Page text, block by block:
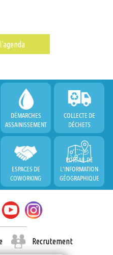
DÉMARCHES
ASSAINISSEMENT
COLLECTE DE
DÉCHETS
ESPACES DE
COWORKING
PORTAIL DE
L'INFORMATION
GÉOGRAPHIQUE
Recrutement